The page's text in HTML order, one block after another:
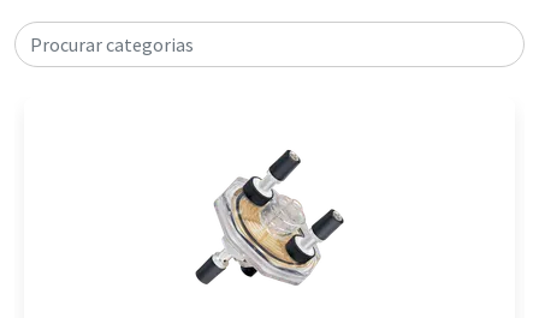
Procurar categorias